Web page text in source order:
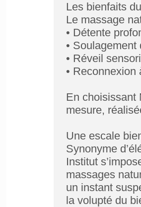
Les bienfaits
Le massage
• Détente
•
• Réveil
•
En choisissant
mesure,
Une escale
Synonyme
Institut
massages
un instant
la volupté du